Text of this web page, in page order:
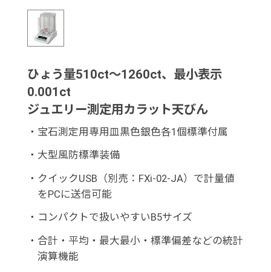
ひょう量510ct～1260ct、最小表示
0.001ct
ジュエリー測定用カラット天びん
・ 宝石測定用専用皿黒色銀色各1個標準付属
・ 大型風防標準装備
・ クイックUSB（別売：FXi-02-JA）で計量値
をPCに送信可能
・ コンパクトで扱いやすいB5サイズ
・ 合計・平均・最大最小・標準偏差などの統計
演算機能